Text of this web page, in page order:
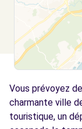
JUVIGNAC,
Voir l'agence
Free2Move
AVENUE
PIGNAN,
Vous prévoyez
charmante ville
touristique, un